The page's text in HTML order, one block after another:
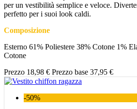
per un vestibilità semplice e veloce.
perfetto per i suoi look caldi.
Composizione
Esterno 61% Poliestere 38% Cotone 1%
Cotone
Prezzo 18,98 € Prezzo base 37,95 €
-50%